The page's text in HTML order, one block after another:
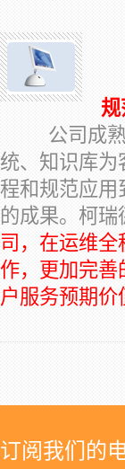
公司成熟先
统、知识库为
程和规范应用
的成果。柯瑞
司，在运维
作，更加完善
户服务预期价
订阅我们的